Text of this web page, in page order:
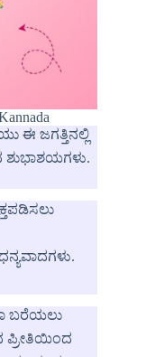
ಈ ಜಗತ್ತಿನಲ್ಲಿ
ಶುಭಾಶಯಗಳು.
ಬರೆಯಲು
ಪ್ರೀತಿಯಿಂದ